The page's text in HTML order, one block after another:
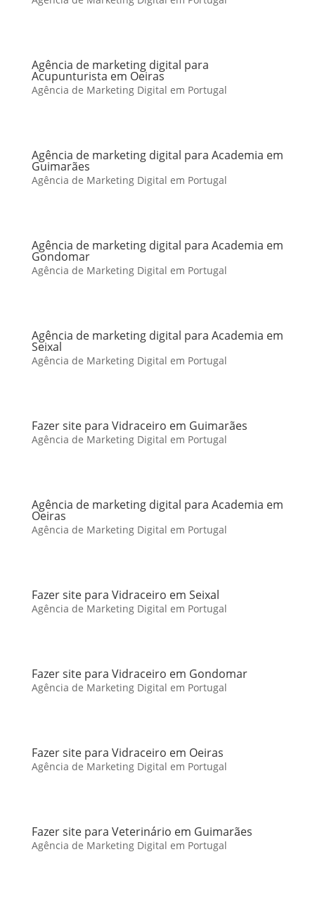
Agência de marketing digital para
Acupunturista em Oeiras
Agência de Marketing Digital em Portugal
Agência de marketing digital para Academia em
Guimarães
Agência de Marketing Digital em Portugal
Agência de marketing digital para Academia em
Gondomar
Agência de Marketing Digital em Portugal
Agência de marketing digital para Academia em
Seixal
Agência de Marketing Digital em Portugal
Fazer site para Vidraceiro em Guimarães
Agência de Marketing Digital em Portugal
Agência de marketing digital para Academia em
Oeiras
Agência de Marketing Digital em Portugal
Fazer site para Vidraceiro em Seixal
Agência de Marketing Digital em Portugal
Fazer site para Vidraceiro em Gondomar
Agência de Marketing Digital em Portugal
Fazer site para Vidraceiro em Oeiras
Agência de Marketing Digital em Portugal
Fazer site para Veterinário em Guimarães
Agência de Marketing Digital em Portugal